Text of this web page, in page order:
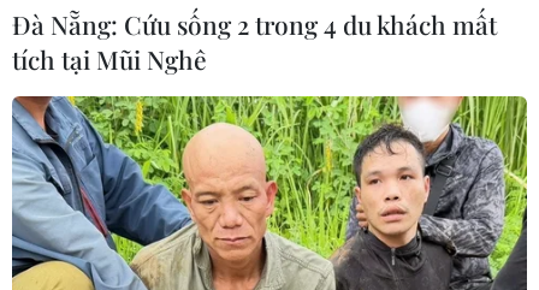
Đà Nẵng: Cứu sống 2 trong 4 du khách mất
tích tại Mũi Nghê